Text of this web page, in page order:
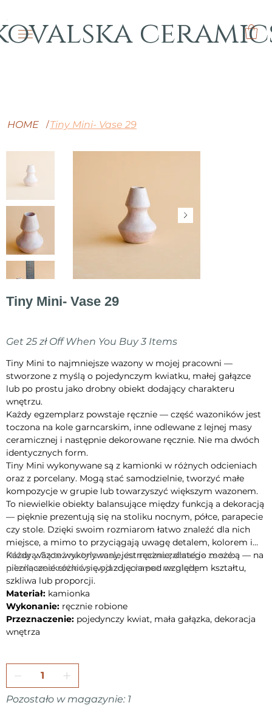
HOME /Tiny Mini- Vase 29
Tiny Mini- Vase 29
Get 25 zł Off When You Buy 3 Items
Tiny Mini to najmniejsze wazony w mojej pracowni —
stworzone z myślą o pojedynczym kwiatku, małej gałązce
lub po prostu jako drobny obiekt dodający charakteru
wnętrzu.
Każdy egzemplarz powstaje ręcznie — część wazoników jest
toczona na kole garncarskim, inne odlewane z lejnej masy
ceramicznej i następnie dekorowane ręcznie. Nie ma dwóch
identycznych form.
Tiny Mini wykonywane są z kamionki w różnych odcieniach
oraz z porcelany. Mogą stać samodzielnie, tworzyć małe
kompozycje w grupie lub towarzyszyć większym wazonem.
To niewielkie obiekty balansujące między funkcją a dekoracją
— pięknie prezentują się na stoliku nocnym, półce, parapecie
czy stole. Dzięki swoim rozmiarom łatwo znaleźć dla nich
miejsce, a mimo to przyciągają uwagę detalem, kolorem i
fakturą. Są też na tyle małe, że można zabrać je ze sobą — na
piknik, weekendowy wyjazd, a nawet na plażę.
Każdy wazon wykonywany jest ręcznie, dlatego może
nieznacznie różnić się od zdjęcia pod względem kształtu,
szkliwa lub proporcji.
Materiał: kamionka
Wykonanie: ręcznie robione
Przeznaczenie: pojedynczy kwiat, mała gałązka, dekoracja
wnętrza
Pozostało w magazynie: 1